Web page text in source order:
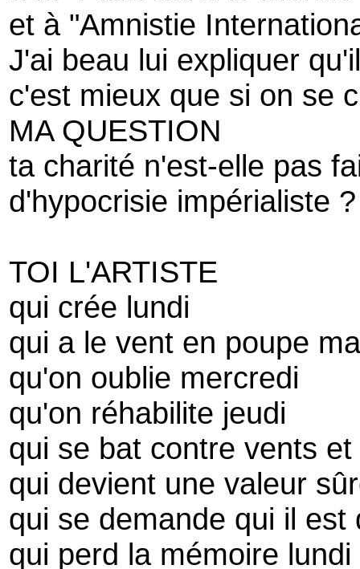
et à "Amnistie
J'ai beau lui expliquer
c'est mieux que si on se
MA QUESTION
ta charité n'est-elle pas
d'hypocrisie impérialiste ?
TOI L'ARTISTE
qui crée lundi
qui a le vent en poupe
qu'on oublie mercredi
qu'on réhabilite jeudi
qui se bat contre vents
qui devient une valeur
qui se demande qui il est
qui perd la mémoire lundi